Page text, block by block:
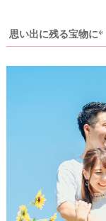
思い出に残る宝物に*